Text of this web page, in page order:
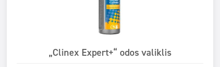
„Clinex Expert+“ odos valiklis